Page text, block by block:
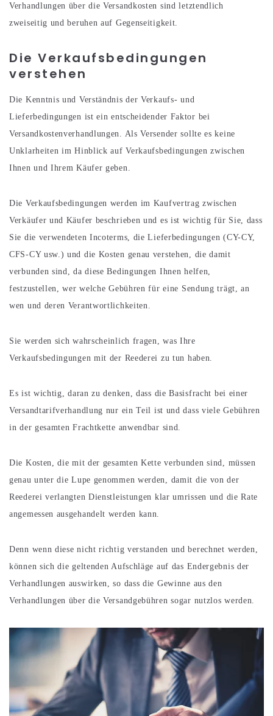
Verhandlungen über die Versandkosten sind letztendlich
zweiseitig und beruhen auf Gegenseitigkeit.
Die Verkaufsbedingungen
verstehen
Die Kenntnis und Verständnis der Verkaufs- und
Lieferbedingungen ist ein entscheidender Faktor bei
Versandkostenverhandlungen. Als Versender sollte es keine
Unklarheiten im Hinblick auf Verkaufsbedingungen zwischen
Ihnen und Ihrem Käufer geben.
Die Verkaufsbedingungen werden im Kaufvertrag zwischen
Verkäufer und Käufer beschrieben und es ist wichtig für Sie, dass
Sie die verwendeten Incoterms, die Lieferbedingungen (CY-CY,
CFS-CY usw.) und die Kosten genau verstehen, die damit
verbunden sind, da diese Bedingungen Ihnen helfen,
festzustellen, wer welche Gebühren für eine Sendung trägt, an
wen und deren Verantwortlichkeiten.
Sie werden sich wahrscheinlich fragen, was Ihre
Verkaufsbedingungen mit der Reederei zu tun haben.
Es ist wichtig, daran zu denken, dass die Basisfracht bei einer
Versandtarifverhandlung nur ein Teil ist und dass viele Gebühren
in der gesamten Frachtkette anwendbar sind.
Die Kosten, die mit der gesamten Kette verbunden sind, müssen
genau unter die Lupe genommen werden, damit die von der
Reederei verlangten Dienstleistungen klar umrissen und die Rate
angemessen ausgehandelt werden kann.
Denn wenn diese nicht richtig verstanden und berechnet werden,
können sich die geltenden Aufschläge auf das Endergebnis der
Verhandlungen auswirken, so dass die Gewinne aus den
Verhandlungen über die Versandgebühren sogar nutzlos werden.